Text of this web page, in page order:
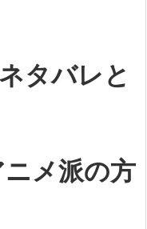
タバレと
メ派の方